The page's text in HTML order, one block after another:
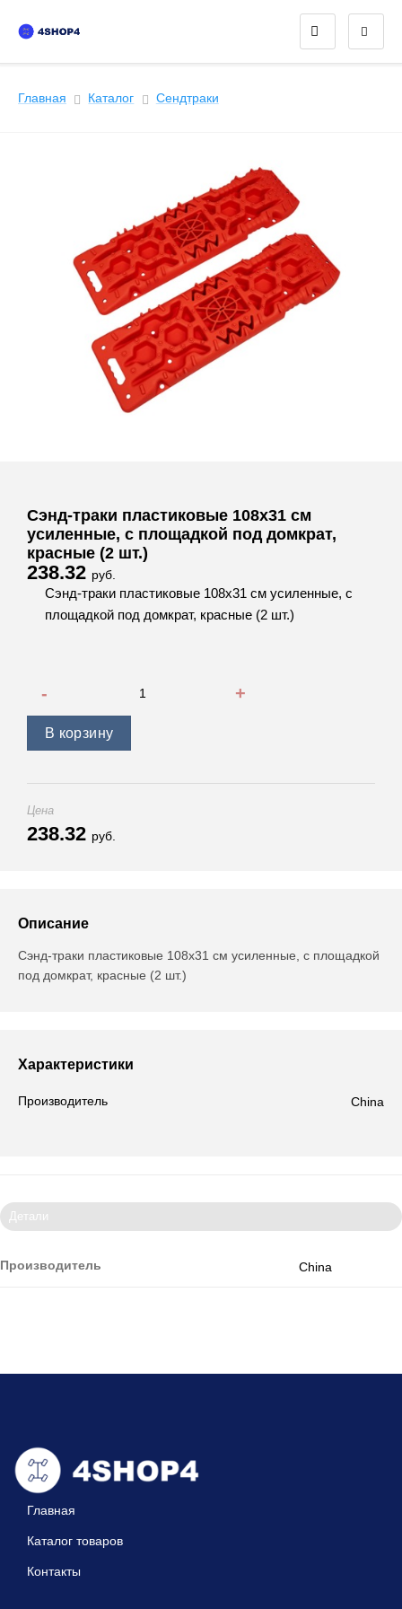
Главная Каталог Сендтраки
Сэнд-траки пластиковые 108х31 см
усиленные, с площадкой под домкрат,
красные (2 шт.)
238.32 руб.
Сэнд-траки пластиковые 108х31 см усиленные, с
площадкой под домкрат, красные (2 шт.)
В корзину
Цена
238.32 руб.
Описание
Сэнд-траки пластиковые 108х31 см усиленные, с площадкой
под домкрат, красные (2 шт.)
Характеристики
Производитель China
Детали
Производитель China
Главная
Каталог товаров
Контакты